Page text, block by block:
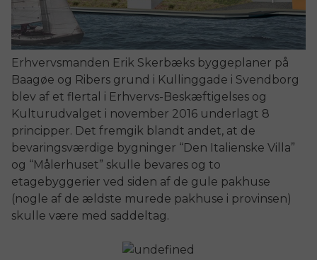
Erhvervsmanden Erik Skerbæks byggeplaner på
Baagøe og Ribers grund i Kullinggade i Svendborg
blev af et f lertal i Erhvervs-Beskæftigelses og
Kulturudvalget i november 2016 underlagt 8
principper. Det fremgik blandt andet, at de
bevaringsværdige bygninger “Den Italienske Villa”
og “Målerhuset” skulle bevares og to
etagebyggerier ved siden af de gule pakhuse
(nogle af de ældste murede pakhuse i provinsen)
skulle være med saddeltag.